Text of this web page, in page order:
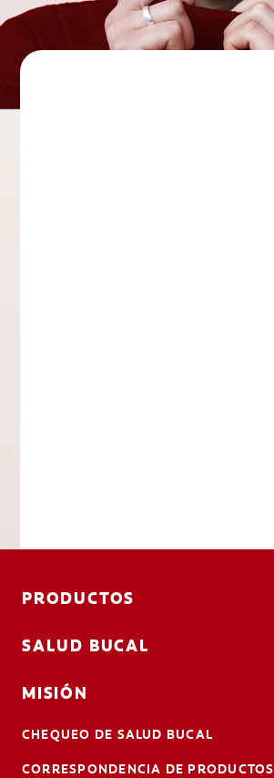
PRODUCTOS
SALUD BUCAL
MISIÓN
CHEQUEO DE SALUD BUCAL
CORRESPONDENCIA DE PRODUCTOS